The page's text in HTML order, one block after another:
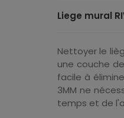
Liege mural
Nettoyer le
une couche
facile à
3MM ne
temps et de